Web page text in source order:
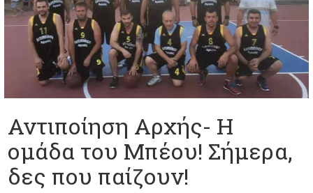
Αντιποίηση Αρχής- Η
ομάδα του Μπέου! Σήμερα,
δες που παίζουν!